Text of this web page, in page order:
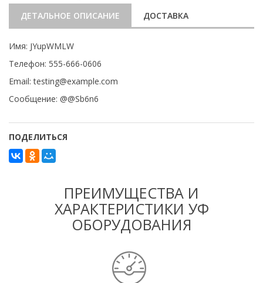
ДЕТАЛЬНОЕ ОПИСАНИЕ ДОСТАВКА
Имя: JYupWMLW
Телефон: 555-666-0606
Email: testing@example.com
Сообщение: @@Sb6n6
ПОДЕЛИТЬСЯ
ПРЕИМУЩЕСТВА И
ХАРАКТЕРИСТИКИ УФ
ОБОРУДОВАНИЯ